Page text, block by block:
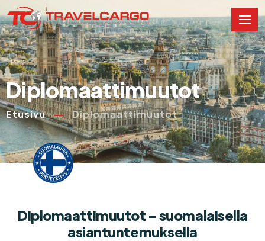
Diplomaattimuutot
Etusivu Diplomaattimuutot
Diplomaattimuutot – suomalaisella
asiantuntemuksella